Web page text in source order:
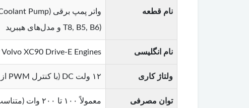
نام قطعه
T8, B5, B6) و مدل‌های هیبرید
نام انگلیسی XC90 Drive-E Engines
ولتاژ کاری ۱۲ ولت DC (با کنترل PWM از ECU)
توان مصرفی معمولاً ۱۰۰ تا ۲۰۰ وات (متناسب با مدل)